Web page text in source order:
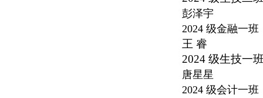
彭泽宇
2024 级金融一班
王 睿
2024 级生技一
唐星星
2024 级会计一班